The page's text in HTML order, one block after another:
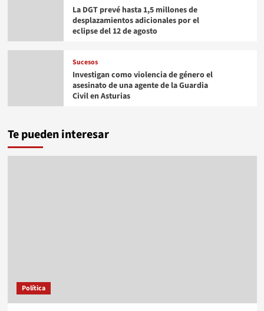
La DGT prevé hasta 1,5 millones de
desplazamientos adicionales por el
eclipse del 12 de agosto
Sucesos
Investigan como violencia de género el
asesinato de una agente de la Guardia
Civil en Asturias
Te pueden interesar
Política